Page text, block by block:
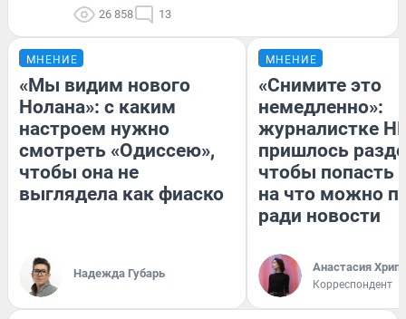
26 858 13
МНЕНИЕ
«Мы видим нового
Нолана»: с каким
настроем нужно
смотреть «Одиссею»,
чтобы она не
выглядела как фиаско
Надежда Губарь
МНЕНИЕ
«Снимите это
немедленно»:
журналистке
пришлось
чтобы попасть
на что можно
ради новости
Анастасия
Корреспондент